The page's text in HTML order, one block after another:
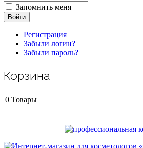
Запомнить меня
Войти
Регистрация
Забыли логин?
Забыли пароль?
Корзина
0 Товары